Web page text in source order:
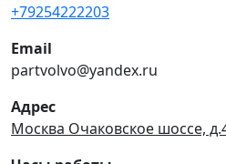
+79254222203
Email
partvolvo@yandex.ru
Адрес
Москва Очаковское шоссе,